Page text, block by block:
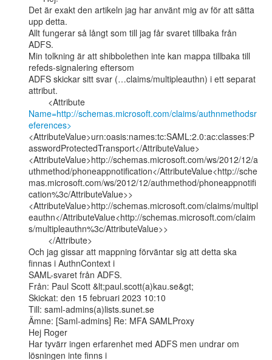
Det är exakt den artikeln jag har använt mig av för att sätta
upp detta.
Allt fungerar så långt som till jag får svaret tillbaka från
ADFS.
Min tolkning är att shibbolethen inte kan mappa tillbaka till
refeds-signalering eftersom
ADFS skickar sitt svar (…claims/multipleauthn) i ett separat
attribut.
Name=http://schemas.microsoft.com/claims/authnmethodsr
eferences>
<AttributeValue>urn:oasis:names:tc:SAML:2.0:ac:classes:P
asswordProtectedTransport</AttributeValue>
<AttributeValue>http://schemas.microsoft.com/ws/2012/12/a
uthmethod/phoneappnotification</AttributeValue<http://sche
mas.microsoft.com/ws/2012/12/authmethod/phoneappnotifi
cation%3c/AttributeValue>>
<AttributeValue>http://schemas.microsoft.com/claims/multipl
eauthn</AttributeValue<http://schemas.microsoft.com/claim
s/multipleauthn%3c/AttributeValue>>
Och jag gissar att mappning förväntar sig att detta ska
finnas i AuthnContext i
SAML-svaret från ADFS.
Från: Paul Scott &lt;paul.scott(a)kau.se&gt;
Skickat: den 15 februari 2023 10:10
Till: saml-admins(a)lists.sunet.se
Ämne: [Saml-admins] Re: MFA SAMLProxy
Hej Roger
Har tyvärr ingen erfarenhet med ADFS men undrar om